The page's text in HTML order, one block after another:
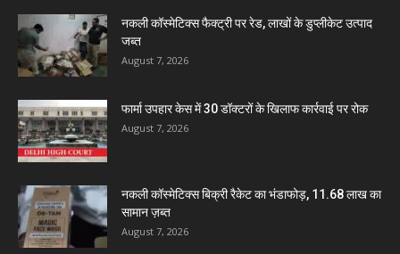
Invision Pharma Limited
Ben Pharmaceuticals
Mcneil & Argus Pharmaceuticals Limited
नकली कॉस्मेटिक्स फैक्ट्री पर रेड, लाखों के डुप्लीकेट उत्पाद
जब्त
August 7, 2026
फार्मा उपहार केस में 30 डॉक्टरों के खिलाफ कार्रवाई पर रोक
August 7, 2026
नकली कॉस्मेटिक्स बिक्री रैकेट का भंडाफोड़, 11.68 लाख का
सामान ज़ब्त
August 7, 2026